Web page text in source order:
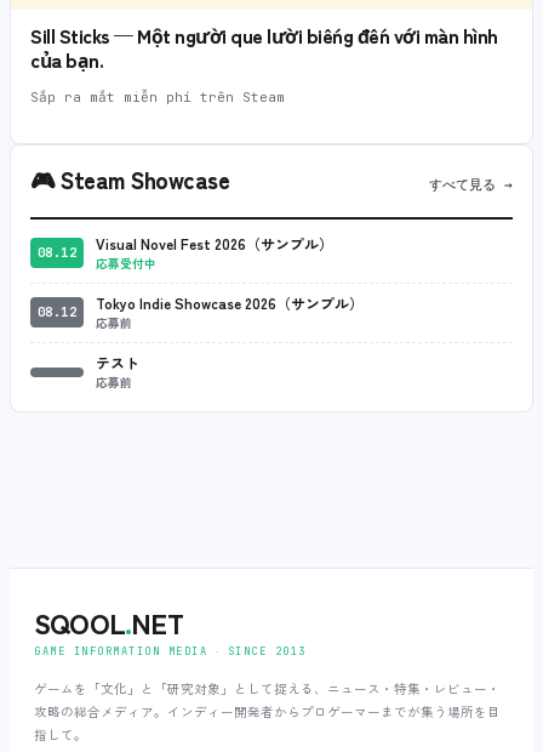
Sill Sticks — Một người que lười biếng đến với màn hình
của bạn.
Sắp ra mắt miễn phí trên Steam
🎮Steam Showcase すべて見る →
08.12 Visual Novel Fest 2026（サンプル）
応募受付中
08.12 Tokyo Indie Showcase 2026（サンプル）
応募前
テスト
応募前
SQOOL.NET
GAME INFORMATION MEDIA ‧ SINCE 2013
ゲームを「文化」と「研究対象」として捉える、ニュース・特集・レビュー・
攻略の総合メディア。インディー開発者からプロゲーマーまでが集う場所を目
指して。